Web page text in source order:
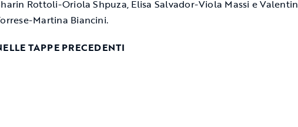
Rottoli-Oriola Shpuza, Elisa Salvador-Viola Massi e
Martina Biancini.
TAPPE PRECEDENTI